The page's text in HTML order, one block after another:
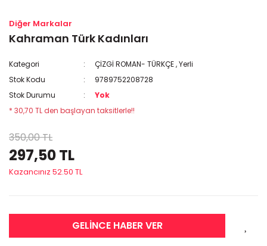
Diğer Markalar
Kahraman Türk Kadınları
Kategori ÇİZGİ ROMAN- TÜRKÇE,Yerli
Stok Kodu
9789752208728
Stok Durumu
Yok
* 30,70 TL den başlayan taksitlerle!!
350,00 TL
297,50 TL
Kazancınız 52.50 TL
GELİNCE HABER VER